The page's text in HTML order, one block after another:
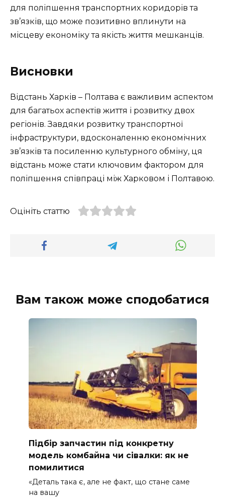
для поліпшення транспортних коридорів та
зв’язків, що може позитивно вплинути на
місцеву економіку та якість життя мешканців.
Висновки
Відстань Харків – Полтава є важливим аспектом
для багатьох аспектів життя і розвитку двох
регіонів. Завдяки розвитку транспортної
інфраструктури, вдосконаленню економічних
зв’язків та посиленню культурного обміну, ця
відстань може стати ключовим фактором для
поліпшення співпраці між Харковом і Полтавою.
Оцініть статтю
Вам також може сподобатися
Підбір запчастин під конкретну
модель комбайна чи сівалки: як не
помилитися
«Деталь така є, але не факт, що стане саме
на вашу